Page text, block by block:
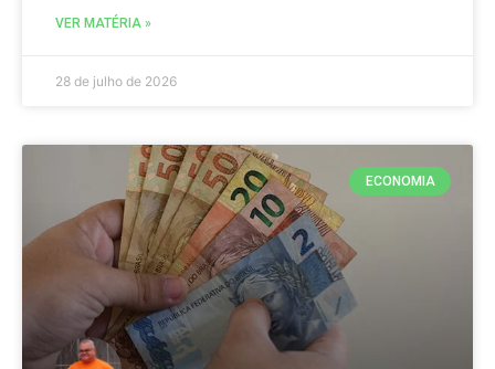
VER MATÉRIA »
28 de julho de 2026
ECONOMIA